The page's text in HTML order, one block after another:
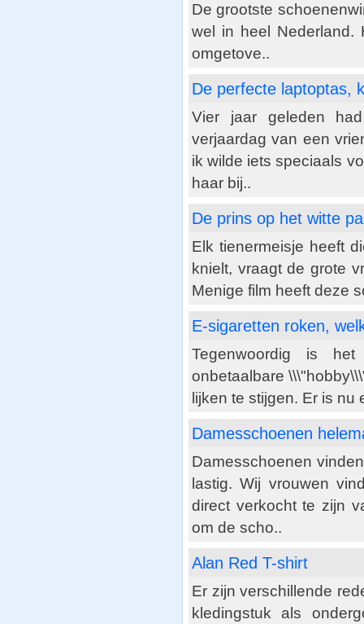
De grootste
wel in heel Nederland.
omgetove..
De perfecte laptoptas,
Vier jaar geleden
verjaardag van een
ik wilde iets speciaals
haar bij..
De prins op het witte
Elk tienermeisje heeft
knielt, vraagt de grote
Menige film heeft deze
E-sigaretten roken,
Tegenwoordig is
onbetaalbare
lijken te stijgen. Er is
Damesschoenen
Damesschoenen
lastig. Wij vrouwen
direct verkocht te zijn
om de scho..
Alan Red T-shirt
Er zijn verschillende
kledingstuk als